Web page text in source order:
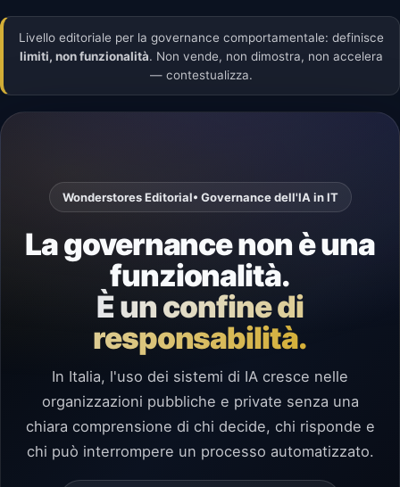
Livello editoriale per la governance comportamentale: definisce
limiti, non funzionalità. Non vende, non dimostra, non accelera
— contestualizza.
Wonderstores Editorial• Governance dell'IA in IT
La governance non è una
funzionalità.
È un confine di
responsabilità.
In Italia, l'uso dei sistemi di IA cresce nelle
organizzazioni pubbliche e private senza una
chiara comprensione di chi decide, chi risponde e
chi può interrompere un processo automatizzato.